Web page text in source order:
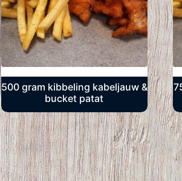
500 gram kibbeling kabeljauw &
bucket patat